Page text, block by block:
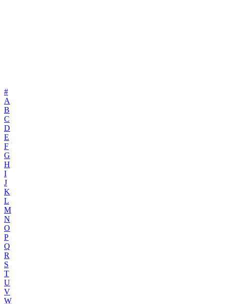
#
A
B
C
D
E
F
G
H
I
J
K
L
M
N
O
P
Q
R
S
T
U
V
W